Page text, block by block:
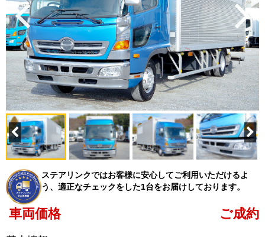
ステアリンクではお客様に安心してご利用いただけるよ
う、適正なチェックをした1台をお届けしております。
車両価格 ご成約